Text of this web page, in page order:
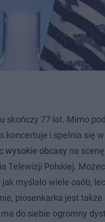
skończy 77 lat. Mimo
koncertuje i spełnia się
wysokie obcasy na
Telewizji Polskiej.
myślało wiele osób,
piosenkarka jest
do siebie ogromny